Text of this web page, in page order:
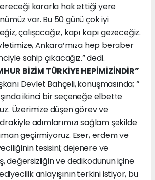
kararla hak ettiği yere
var. Bu 50 günü çok iyi
çalışacağız, kapı kapı gezeceğiz.
Ankara’mıza hep beraber
sahip çıkacağız.” dedi.
BİZİM TÜRKİYE HEPİMİZİNDİR”
Devlet Bahçeli, konuşmasında; “
ikinci bir seçeneğe elbette
Üzerimize düşen görev ve
adımlarımızı sağlam şekilde
geçirmiyoruz. Eser, erdem ve
tesisini; dejenere ve
değersizliğin ve dedikodunun içine
anlayışının terkini istiyor, bu